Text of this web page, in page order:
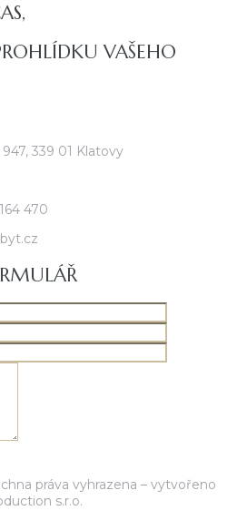
VAŠEHO
339 01 Klatovy
470
práva vyhrazena – vytvořeno
s.r.o.